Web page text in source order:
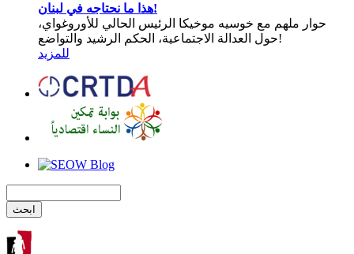
هذا ما نحتاجه في لبنان!
حوار ملهم مع خوسيه موخيكا الرئيس الحالي للأوروغواي،
حول العدالة الاجتماعية، الحكم الرشيد والتواضع!
للمزيد